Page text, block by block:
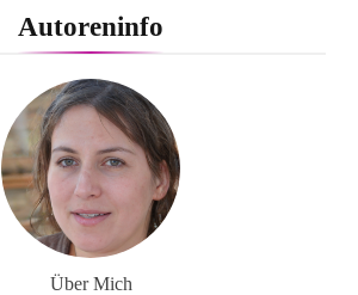
PEPE JEANS LONDON AW26
Flachste mechanische
Weltzeituhr gewinnt Red Dot:
Best of the Best 2026 / NOMOS
Glashütte erzielt 94 von 100
Punkten.
Autoreninfo
Über Mich